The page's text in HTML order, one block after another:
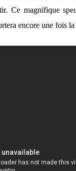
Ce magnifique
encore une fois